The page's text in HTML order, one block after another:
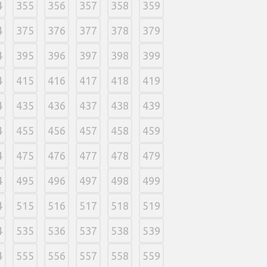
355 356 357 358 359
375 376 377 378 379
395 396 397 398 399
415 416 417 418 419
435 436 437 438 439
455 456 457 458 459
475 476 477 478 479
495 496 497 498 499
515 516 517 518 519
535 536 537 538 539
555 556 557 558 559